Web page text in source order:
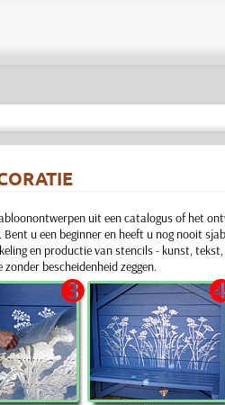
uit een catalogus of het
u een beginner en heeft u nog nooit
en productie van stencils- kunst,
bescheidenheid zeggen.